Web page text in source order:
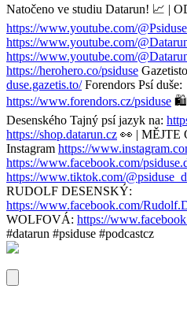
Natočeno ve studiu Datarun! 📈 |
https://www.youtube.com/
https://www.youtube.com/
https://www.youtube.com/
https://herohero.co/psiduse
duse.gazetis.to/Forendors Psí duše:
https://www.forendors.cz/psiduse 🛍️
Desenského Tajný psí jazyk na:
https://shop.datarun.cz 👀 | MĚJTE
Instagram https://
https://www.facebook.com/
https://www.tiktok.com/
RUDOLF DESENSKÝ:
https://www.facebook.com/
WOLFOVÁ: https://
#datarun #psiduse #podcastcz